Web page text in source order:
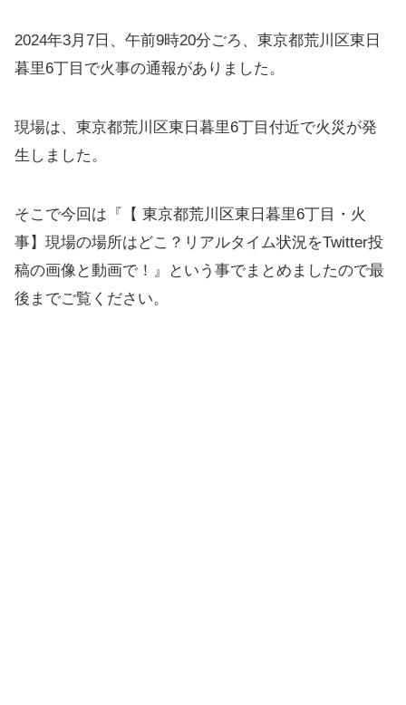
2024年3月7日、午前9時20分ごろ、東京都荒川区東日
暮里6丁目で火事の通報がありました。
現場は、東京都荒川区東日暮里6丁目付近で火災が発
生しました。
そこで今回は『【 東京都荒川区東日暮里6丁目・火
事】現場の場所はどこ？リアルタイム状況をTwitter投
稿の画像と動画で！』という事でまとめましたので最
後までご覧ください。